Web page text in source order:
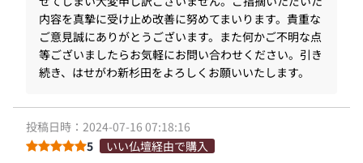
内容を真摯に受け止め改善に努めてまいります。貴重な
ご意見誠にありがとうございます。また何かご不明な点
等ございましたらお気軽にお問い合わせください。引き
続き、はせがわ新杉田をよろしくお願いいたします。
投稿日時：2024-07-16 07:18:16
5
いい仏壇経由で購入